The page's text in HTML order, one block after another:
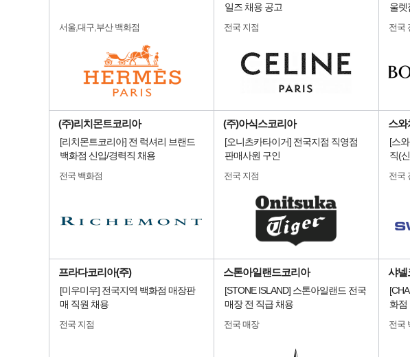
서울,대구,부산 백화점
일즈 채용 공고
전국 지점
울렛
전국
(주)리치몬트코리아
[리치몬트코리아] 전 럭셔리 브랜드
백화점 신입/경력직 채용
전국 백화점
(주)아식스코리아
[오니츠카타이거] 전국지점 직영점
판매사원 구인
전국 지점
스와
[스
직(
전국
프라다코리아(주)
[미우미우] 전국지역 백화점 매장판
매 직원 채용
전국 지점
스톤아일랜드코리아
[STONE ISLAND] 스톤아일랜드 전국
매장 전 직급 채용
전국 매장
샤넬
화점
전국